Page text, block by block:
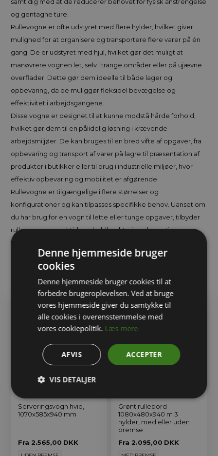
og gentagne ture.
Rullevogne er ofte udstyret med flere hylder, hvilket giver
mulighed for at organisere og transportere flere varer på én
gang. De er udstyret med hjul, hvilket gør det muligt at
manøvrere vognen let, selv i trange områder eller på ujævne
overflader. Dette gør dem ideelle til både lager og
opbevaring, da de muliggør fleksibel bevægelse og
effektivitet i arbejdsgangene.
Disse vogne er designet til at kunne modstå hårde forhold,
hvilket gør dem til en pålidelig løsning i krævende
arbejdsmiljøer. De kan bruges til en bred vifte af opgaver, fra
opbevaring og transport af varer på lagre til præsentation af
produkter i butikker eller til brug i industrielle miljøer, hvor
effektiv opbevaring og mobilitet er afgørende.
Rullevogne er tilgængelige i flere størrelser og
konfigurationer og kan tilpasses specifikke behov. Uanset om
du har brug for en vogn til lette eller tunge opgaver, tilbyder
rullevogne en praktisk og holdbar løsning, der optimerer
transporten og øger effektiviteten.
Relaterede varer
Serveringsvogn hvid,
1070x585x940 mm
Fra 2.565,00 DKK
Grønt rullebord
1080x480x940 m 3
hylder, med eller uden
bremse
Fra 2.095,00 DKK
Denne hjemmeside bruger
cookies
Denne hjemmeside bruger cookies til at
forbedre brugeroplevelsen. Ved at bruge
vores hjemmeside giver du samtykke til
alle cookies i overensstemmelse med
vores cookiepolitik. Læs mere
ACCEPTER
AFVIS
VIS DETALJER